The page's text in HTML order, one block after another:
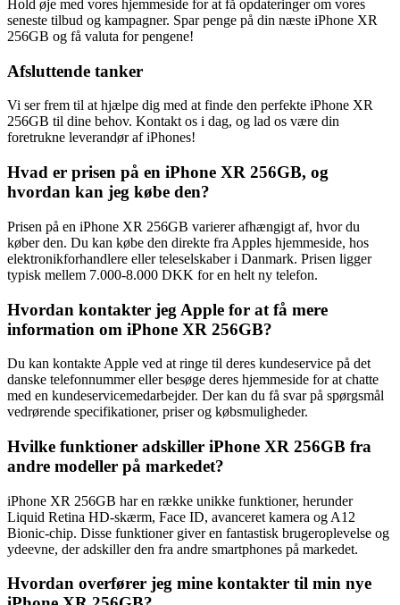
Hold øje med vores hjemmeside for at få opdateringer om vores
seneste tilbud og kampagner. Spar penge på din næste iPhone XR
256GB og få valuta for pengene!
Afsluttende tanker
Vi ser frem til at hjælpe dig med at finde den perfekte iPhone XR
256GB til dine behov. Kontakt os i dag, og lad os være din
foretrukne leverandør af iPhones!
Hvad er prisen på en iPhone XR 256GB, og
hvordan kan jeg købe den?
Prisen på en iPhone XR 256GB varierer afhængigt af, hvor du
køber den. Du kan købe den direkte fra Apples hjemmeside, hos
elektronikforhandlere eller teleselskaber i Danmark. Prisen ligger
typisk mellem 7.000-8.000 DKK for en helt ny telefon.
Hvordan kontakter jeg Apple for at få mere
information om iPhone XR 256GB?
Du kan kontakte Apple ved at ringe til deres kundeservice på det
danske telefonnummer eller besøge deres hjemmeside for at chatte
med en kundeservicemedarbejder. Der kan du få svar på spørgsmål
vedrørende specifikationer, priser og købsmuligheder.
Hvilke funktioner adskiller iPhone XR 256GB fra
andre modeller på markedet?
iPhone XR 256GB har en række unikke funktioner, herunder
Liquid Retina HD-skærm, Face ID, avanceret kamera og A12
Bionic-chip. Disse funktioner giver en fantastisk brugeroplevelse og
ydeevne, der adskiller den fra andre smartphones på markedet.
Hvordan overfører jeg mine kontakter til min nye